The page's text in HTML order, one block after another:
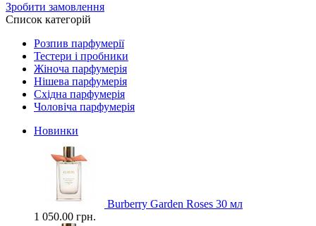
Зробити замовлення
Список категорій
Розпив парфумерії
Тестери і пробники
Жіноча парфумерія
Нішева парфумерія
Східна парфумерія
Чоловіча парфумерія
Новинки
Burberry Garden Roses 30 мл
1 050.00 грн.